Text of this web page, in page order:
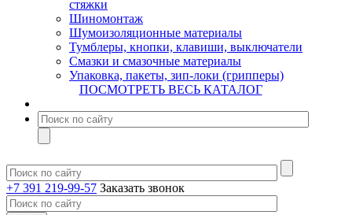
стяжки
Шиномонтаж
Шумоизоляционные материалы
Тумблеры, кнопки, клавиши, выключатели
Смазки и смазочные материалы
Упаковка, пакеты, зип-локи (грипперы)
ПОСМОТРЕТЬ ВЕСЬ КАТАЛОГ
+7 391 219-99-57 Заказать звонок